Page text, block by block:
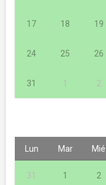
17 18 19
24 25 26
31 1 2
Lun Mar Mié
31 1 2